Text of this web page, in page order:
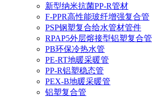
新型纳米抗菌PP-R管材
F-PPR高性能玻纤增强复合管
PSP钢塑复合给水管材管件
RPAP5外层熔接型铝塑复合管
PB环保冷热水管
PE-RT地暖采暖管
PP-R铝塑稳态管
PEX-B地暖采暖管
铝塑复合管